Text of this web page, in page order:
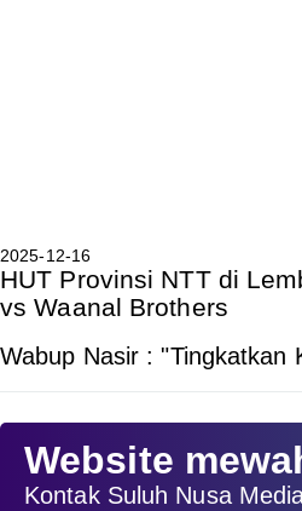
2025-12-16
HUT Provinsi NTT di
vs Waanal Brothers
Wabup Nasir : "Tingkatkan
Website
Kontak Suluh Nusa